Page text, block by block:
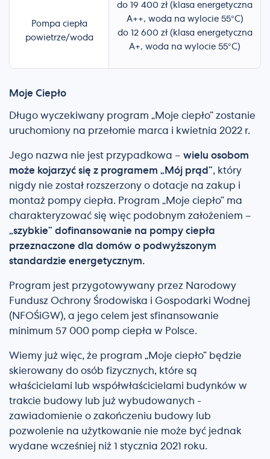
Pompa ciepła
powietrze/woda
do 19 400 zł (klasa energetyczna
A++, woda na wylocie 55°C)
do 12 600 zł (klasa energetyczna
A+, woda na wylocie 55°C)
Moje Ciepło
Długo wyczekiwany program „Moje ciepło” zostanie
uruchomiony na przełomie marca i kwietnia 2022 r.
Jego nazwa nie jest przypadkowa – wielu osobom
może kojarzyć się z programem „Mój prąd”, który
nigdy nie został rozszerzony o dotacje na zakup i
montaż pompy ciepła. Program „Moje ciepło” ma
charakteryzować się więc podobnym założeniem –
„szybkie” dofinansowanie na pompy ciepła
przeznaczone dla domów o podwyższonym
standardzie energetycznym.
Program jest przygotowywany przez Narodowy
Fundusz Ochrony Środowiska i Gospodarki Wodnej
(NFOŚiGW), a jego celem jest sfinansowanie
minimum 57 000 pomp ciepła w Polsce.
Wiemy już więc, że program „Moje ciepło” będzie
skierowany do osób fizycznych, które są
właścicielami lub współwłaścicielami budynków w
trakcie budowy lub już wybudowanych -
zawiadomienie o zakończeniu budowy lub
pozwolenie na użytkowanie nie może być jednak
wydane wcześniej niż 1 stycznia 2021 roku.